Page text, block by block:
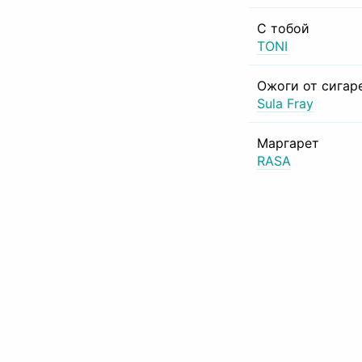
С тобой
TONI
Ожоги от
Sula Fray
Маргарет
RASA